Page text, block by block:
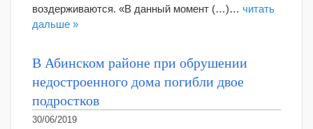
воздерживаются. «В данный момент (…)… читать
дальше »
В Абинском районе при обрушении
недостроенного дома погибли двое
подростков
30/06/2019